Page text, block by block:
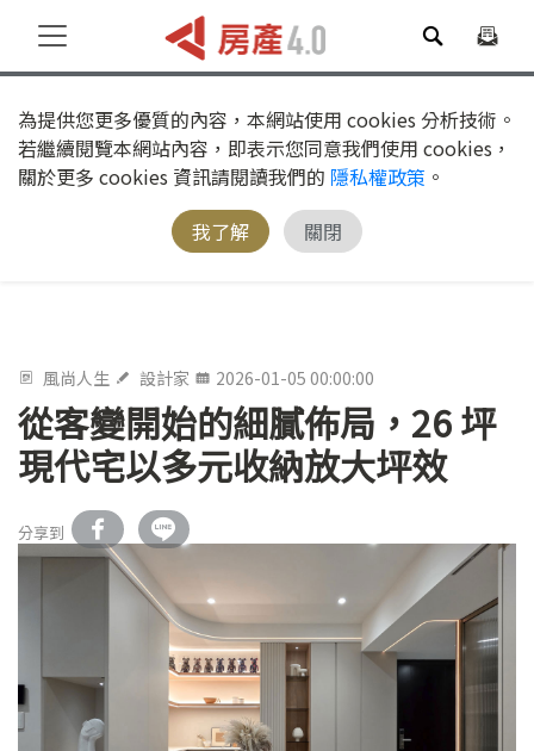
為提供您更多優質的內容，本網站使用 cookies 分析技術。
若繼續閱覽本網站內容，即表示您同意我們使用 cookies，
關於更多 cookies 資訊請閱讀我們的 隱私權政策 。
我了解
關閉
風尚人生 設計家 2026-01-05 00:00:00
從客變開始的細膩佈局，26 坪
現代宅以多元收納放大坪效
分享到